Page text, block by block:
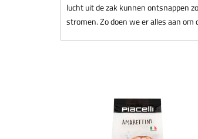
lucht uit de zak kunnen ontsnappen
stromen. Zo doen we er alles aan